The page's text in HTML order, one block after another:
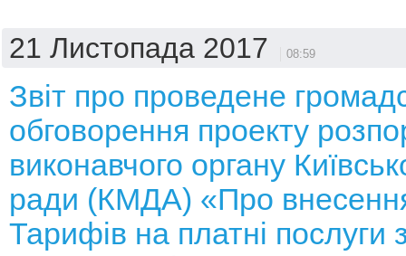
21 Листопада 2017 08:59
Звіт про проведене
обговорення проекту
виконавчого органу
ради (КМДА) «Про
Тарифів на платні послуги